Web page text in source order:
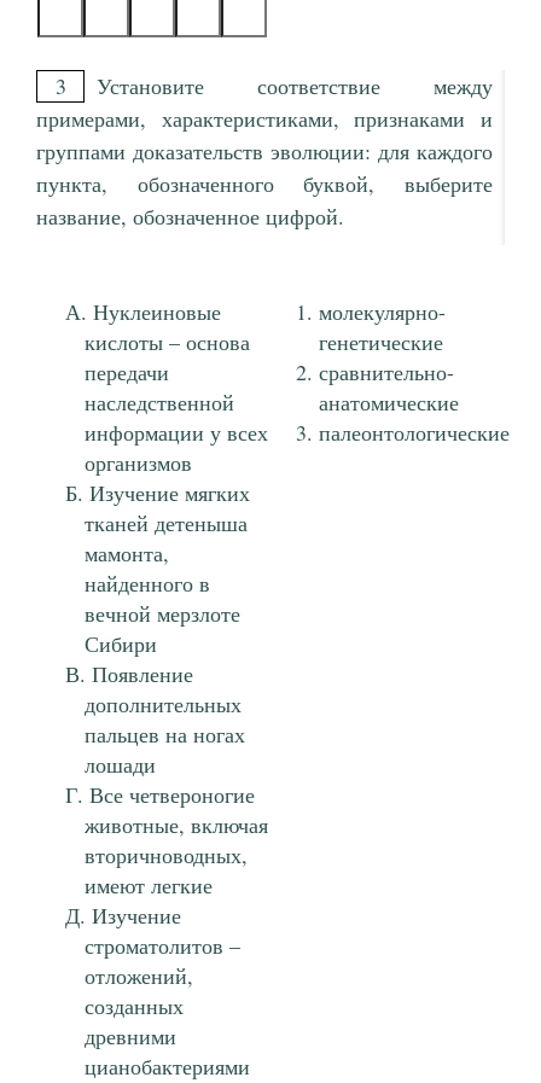
3
Установите соответствие между
примерами, характеристиками, признаками и
группами доказательств эволюции: для каждого
пункта, обозначенного буквой, выберите
название, обозначенное цифрой.
Нуклеиновые
кислоты – основа
передачи
наследственной
информации у всех
организмов
Изучение мягких
тканей детеныша
мамонта,
найденного в
вечной мерзлоте
Сибири
Появление
дополнительных
пальцев на ногах
лошади
Все четвероногие
животные, включая
вторичноводных,
имеют легкие
Изучение
строматолитов –
отложений,
созданных
древними
цианобактериями
молекулярно-
генетические
сравнительно-
анатомические
палеонтологические